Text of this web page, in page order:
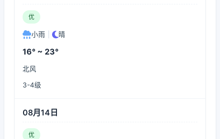
优
小雨 晴
16° ~ 23°
北风
3-4级
08月14日
优